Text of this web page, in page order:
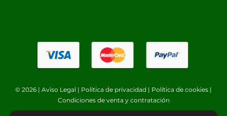
© 2026 | Aviso Legal | Política de privacidad | Política de cookies |
Condiciones de venta y contratación